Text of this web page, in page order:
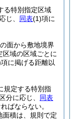
る特別指定区域
じ、 同表(1)項に
面から敷地境界
区域の区域ごとに
項に掲げる距離以
規定する特別指
分に応じ、 同表
ばならない。
面積は、規則で定